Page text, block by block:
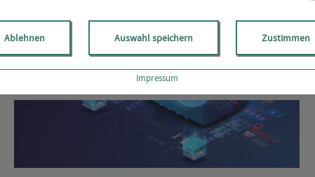
Ablehnen Auswahl speichern Zustimmen
Impressum